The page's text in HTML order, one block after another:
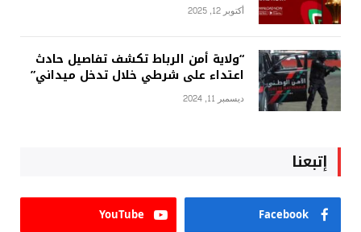
أكتوبر 12, 2025
“ولاية أمن الرباط تكشف تفاصيل حادث
اعتداء على شرطي خلال تدخل ميداني”
ديسمبر 11, 2024
إتبعنا
Facebook
YouTube